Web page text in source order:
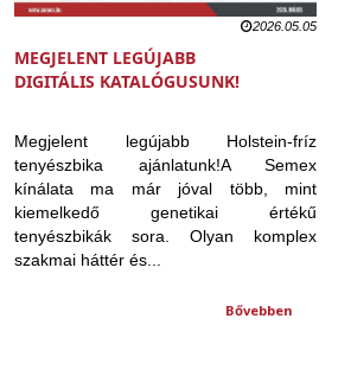
2026.05.05
MEGJELENT LEGÚJABB
DIGITÁLIS KATALÓGUSUNK!
Megjelent legújabb Holstein-fríz
tenyészbika ajánlatunk!A Semex
kínálata ma már jóval több, mint
kiemelkedő genetikai értékű
tenyészbikák sora. Olyan komplex
szakmai háttér és...
Bővebben